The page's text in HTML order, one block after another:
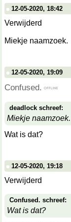
12-05-2020, 18:42
Verwijderd
Miekje naamzoek.
12-05-2020, 19:09
Confused.
deadlock schreef:
Miekje naamzoek.
Wat is dat?
12-05-2020, 19:18
Verwijderd
Confused. schreef:
Wat is dat?